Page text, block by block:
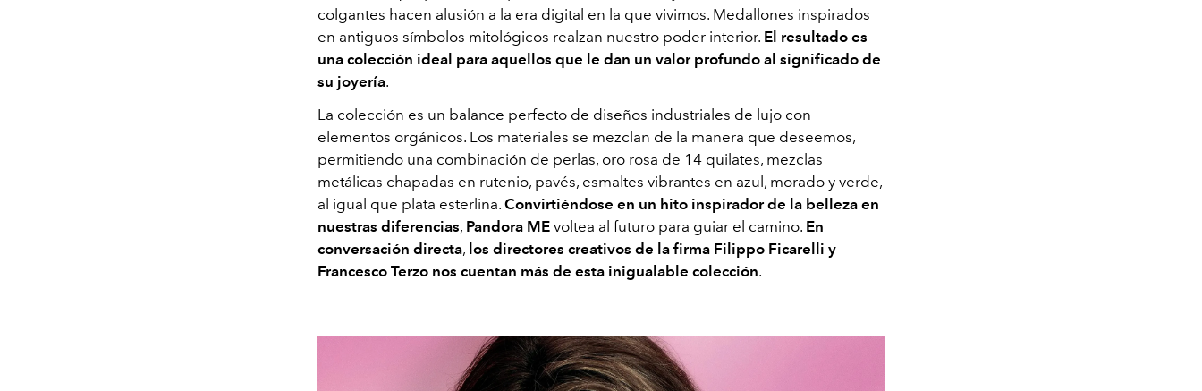
colgantes hacen alusión a la era digital en la que vivimos. Medallones inspirados
en antiguos símbolos mitológicos realzan nuestro poder interior. El resultado es
una colección ideal para aquellos que le dan un valor profundo al significado de
su joyería.
La colección es un balance perfecto de diseños industriales de lujo con
elementos orgánicos. Los materiales se mezclan de la manera que deseemos,
permitiendo una combinación de perlas, oro rosa de 14 quilates, mezclas
metálicas chapadas en rutenio, pavés, esmaltes vibrantes en azul, morado y verde,
al igual que plata esterlina. Convirtiéndose en un hito inspirador de la belleza en
nuestras diferencias, Pandora ME voltea al futuro para guiar el camino. En
conversación directa, los directores creativos de la firma Filippo Ficarelli y
Francesco Terzo nos cuentan más de esta inigualable colección.